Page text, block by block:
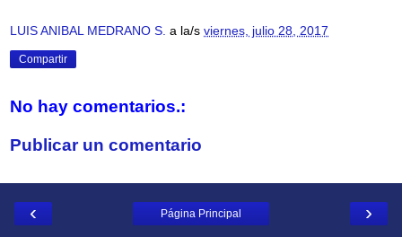
LUIS ANIBAL MEDRANO S. a la/s viernes, julio 28, 2017
Compartir
No hay comentarios.:
Publicar un comentario
‹ ›
Página Principal